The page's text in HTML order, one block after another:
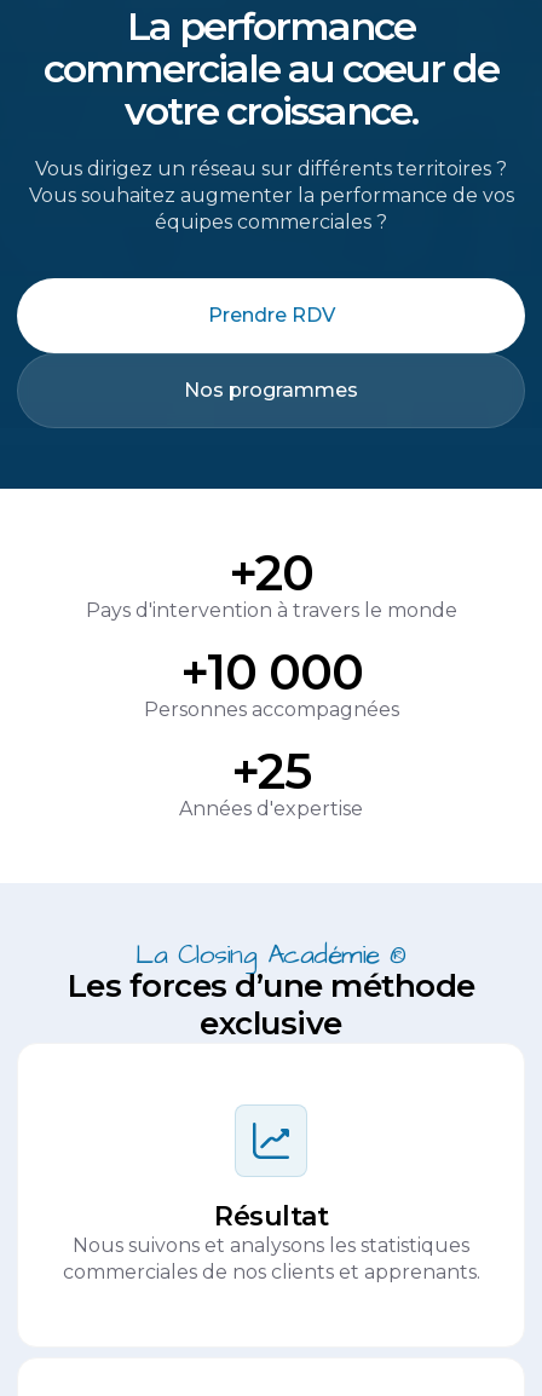
La performance
commerciale au coeur de
votre croissance.
Vous dirigez un réseau sur différents territoires ?
Vous souhaitez augmenter la performance de vos
équipes commerciales ?
Prendre RDV
Nos programmes
+20
Pays d'intervention à travers le monde
+10 000
Personnes accompagnées
+25
Années d'expertise
La Closing Académie ®
Les forces d’une méthode
exclusive
Résultat
Nous suivons et analysons les statistiques
commerciales de nos clients et apprenants.